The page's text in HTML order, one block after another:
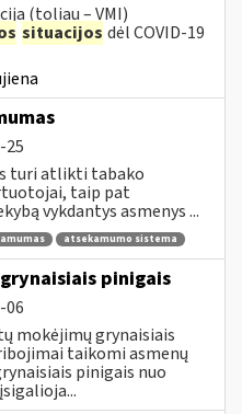
(toliau – VMI)
situacijos dėl COVID-19
25
turi atlikti tabako
taip pat
vykdantys asmenys ...
atsekamumo sistema
pinigais
06
mokėjimų grynaisiais
taikomi asmenų
pinigais nuo